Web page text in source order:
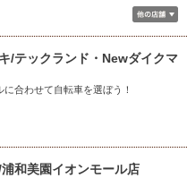
/テックランド・Newダイクマ
に合わせて自転車を選ぼう！
和美園イオンモール店